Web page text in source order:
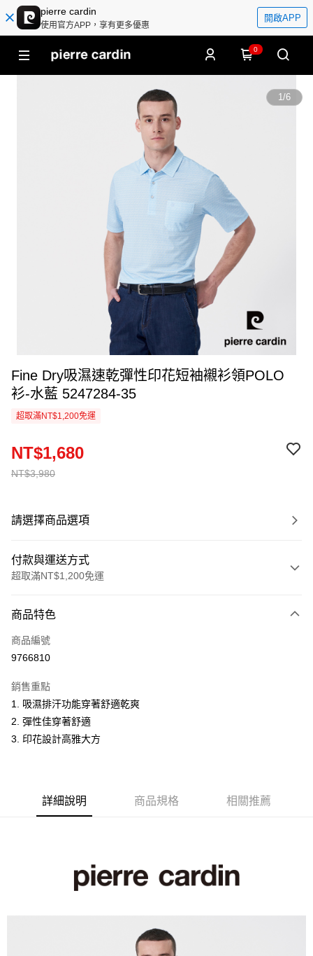
pierre cardin
使用官方APP，享有更多優惠
開啟APP
0
1/6
Fine Dry吸濕速乾彈性印花短袖襯衫領POLO
衫-水藍 5247284-35
超取滿NT$1,200免運
NT$3,980
NT$1,680
請選擇商品選項
付款與運送方式
超取滿NT$1,200免運
信用卡一次付款
超商取貨付款
Apple Pay
悠遊付
付款後全家取貨
每筆NT$60，滿NT$1,200(含以上)免運費
商品特色
商品編號
9766810
銷售重點
1. 吸濕排汗功能穿著舒適乾爽
2. 彈性佳穿著舒適
3. 印花設計高雅大方
詳細說明 商品規格 相關推薦